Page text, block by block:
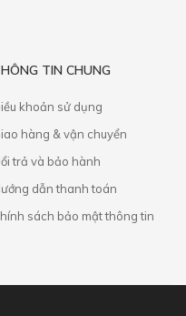
TIN CHUNG
khoản sử dụng
hàng & vận chuyển
trả và bảo hành
dẫn thanh toán
sách bảo mật thông tin